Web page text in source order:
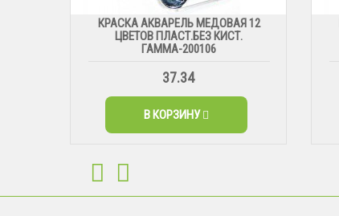
КРАСКА АКВАРЕЛЬ МЕДОВАЯ 12
ЦВЕТОВ ПЛАСТ.БЕЗ КИСТ.
ГАММА-200106
37.34
В КОРЗИНУ